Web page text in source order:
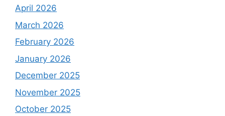
April 2026
March 2026
February 2026
January 2026
December 2025
November 2025
October 2025